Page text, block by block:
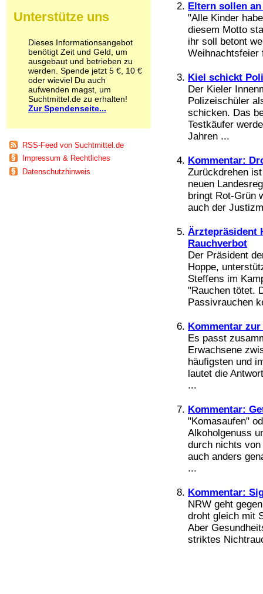
Eltern sollen
"Alle Kinder
diesem Motto
ihr soll betont
Weihnachtsfeier
Kiel schickt
Der Kieler
Polizeischüler
schicken. Das
Testkäufer
Jahren ...
Kommentar:
Zurückdrehen
neuen
bringt Rot-Grün
auch der
Ärztepräsident
Rauchverbot
Der Präsident
Hoppe,
Steffens im
"Rauchen tötet.
Passivrauchen
Kommentar
Es passt
Erwachsene
häufigsten und
lautet die
...
Kommentar:
"Komasaufen"
Alkoholgenuss
durch nichts
auch anders
...
Kommentar:
NRW geht
droht gleich mit
Aber
striktes
Pilze
Psychopharmaka
Schlafmittel
Schmerzmittel
Schnüffelstoffe
Spice
Sucht / Süchte
Alkoholsucht
Co-Abhängigkeit
Computersucht
Ess-Brechsucht
Essstörungen
Fernsehsucht
Unterstütze uns
Dieses Informationsangebot
benötigt Zeit und Geld, um
ausgebaut und betrieben zu
werden. Spende jetzt 5 €, 10 €
oder wieviel Du auch
aufwenden magst, um
Suchtmittel.de zu erhalten!
Zur Spendenseite...
RSS-Feed von Suchtmittel.de
Impressum & Rechtliches
Datenschutzhinweis